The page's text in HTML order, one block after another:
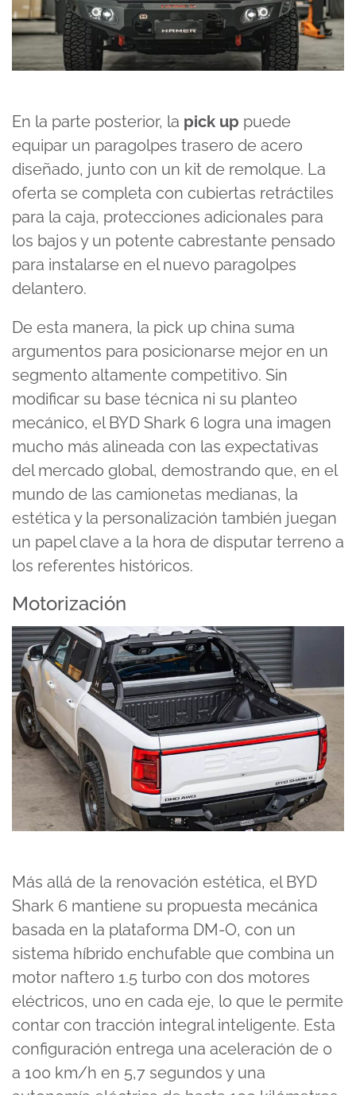
En la parte posterior, la pick up puede
equipar un paragolpes trasero de acero
diseñado, junto con un kit de remolque. La
oferta se completa con cubiertas retráctiles
para la caja, protecciones adicionales para
los bajos y un potente cabrestante pensado
para instalarse en el nuevo paragolpes
delantero.
De esta manera, la pick up china suma
argumentos para posicionarse mejor en un
segmento altamente competitivo. Sin
modificar su base técnica ni su planteo
mecánico, el BYD Shark 6 logra una imagen
mucho más alineada con las expectativas
del mercado global, demostrando que, en el
mundo de las camionetas medianas, la
estética y la personalización también juegan
un papel clave a la hora de disputar terreno a
los referentes históricos.
Motorización
Más allá de la renovación estética, el BYD
Shark 6 mantiene su propuesta mecánica
basada en la plataforma DM-O, con un
sistema híbrido enchufable que combina un
motor naftero 1.5 turbo con dos motores
eléctricos, uno en cada eje, lo que le permite
contar con tracción integral inteligente. Esta
configuración entrega una aceleración de 0
a 100 km/h en 5,7 segundos y una